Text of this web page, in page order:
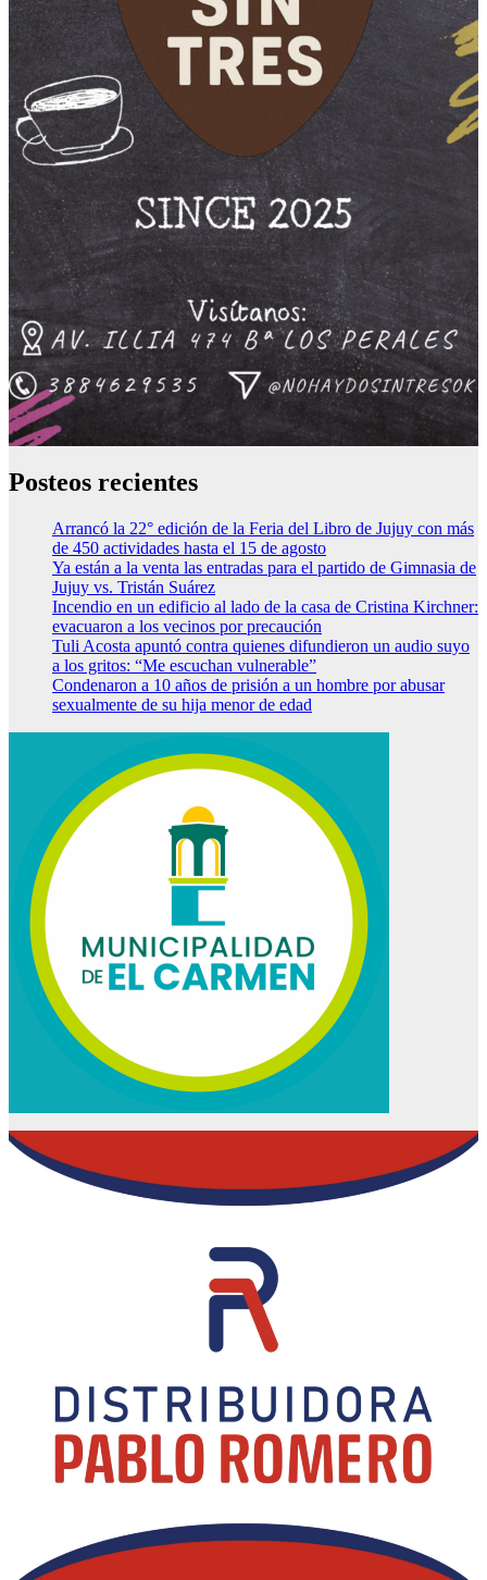
Posteos recientes
Arrancó la 22° edición de la Feria del Libro de Jujuy con más
de 450 actividades hasta el 15 de agosto
Ya están a la venta las entradas para el partido de Gimnasia de
Jujuy vs. Tristán Suárez
Incendio en un edificio al lado de la casa de Cristina Kirchner:
evacuaron a los vecinos por precaución
Tuli Acosta apuntó contra quienes difundieron un audio suyo
a los gritos: “Me escuchan vulnerable”
Condenaron a 10 años de prisión a un hombre por abusar
sexualmente de su hija menor de edad